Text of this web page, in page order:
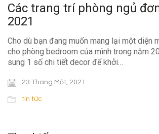
Các trang trí phòng ngủ
2021
Cho dù bạn đang muốn mang lại một diện
cho phòng bedroom của mình trong năm
sung 1 số chi tiết decor để khởi…
23 Tháng Một, 2021
tin tức